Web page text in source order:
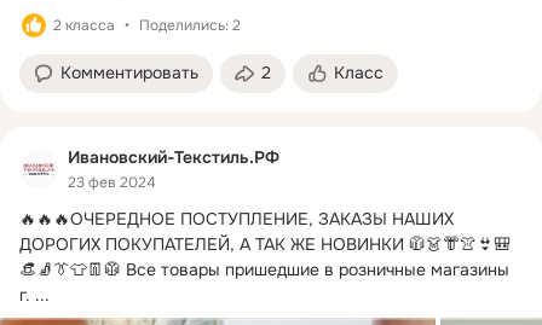
2 класса Поделились: 2
Комментировать 2 Класс
Ивановский-Текстиль.РФ
23 фев 2024
🔥🔥🔥ОЧЕРЕДНОЕ ПОСТУПЛЕНИЕ, ЗАКАЗЫ НАШИХ
ДОРОГИХ ПОКУПАТЕЛЕЙ, А ТАК ЖЕ НОВИНКИ 🧥👗👘👚👙🎒
👒🧦👔👕👖🥼 Все товары пришедшие в розничные магазины
г. ...